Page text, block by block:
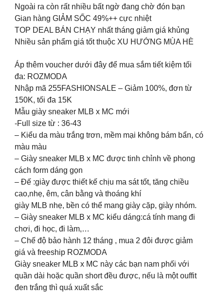
Ngoài ra còn rất nhiều bất ngờ đang chờ đón bạn
Gian hàng GIẢM SỐC 49%++ cực nhiệt
TOP DEAL BÁN CHẠY nhất tháng giảm giá khủng
Nhiều sản phẩm giá tốt thuộc XU HƯỚNG MÙA HÈ
Áp thêm voucher dưới đây để mua sắm tiết kiệm tối
đa: ROZMODA
Nhập mã 255FASHIONSALE – Giảm 100%, đơn từ
150K, tối đa 15K
Mẫu giày sneaker MLB x MC mới
-Full size từ : 36-43
– Kiểu da màu trắng trơn, mềm mại không bám bẩn, có
màu màu
– Giày sneaker MLB x MC được tinh chỉnh về phong
cách form dáng gọn
– Đế :giày được thiết kế chịu ma sát tốt, tăng chiều
cao,nhẹ, êm, cân bằng và thoáng khí
giày MLB nhẹ, bền có thể mang giày cặp, giày nhóm.
– Giày sneaker MLB x MC kiểu dáng:cá tính mang đi
chơi, đi học, đi làm,…
– Chế độ bảo hành 12 tháng , mua 2 đôi được giảm
giá và freeship ROZMODA
Giày sneaker MLB x MC này các bạn nam phối với
quần dài hoặc quần short đều được, nếu là một ouffit
đen trắng thì quá xuất sắc